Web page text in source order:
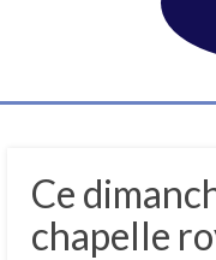
Ce
chapelle